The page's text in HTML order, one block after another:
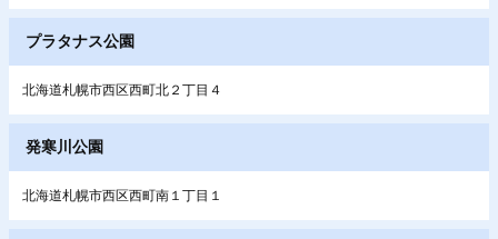
プラタナス公園
北海道札幌市西区西町北２丁目４
発寒川公園
北海道札幌市西区西町南１丁目１